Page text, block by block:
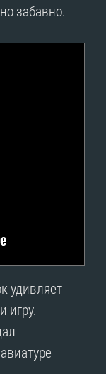
забавно.
удивляет
игру.